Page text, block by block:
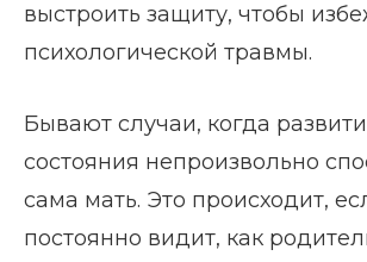
выстроить защиту, чтобы
психологической травмы.
Бывают случаи, когда
состояния непроизвольно
сама мать. Это происходит,
постоянно видит, как